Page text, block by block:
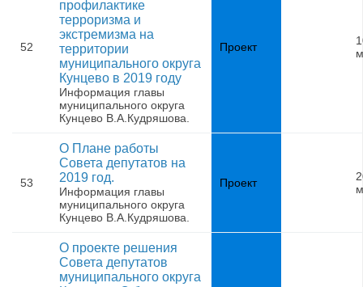
52
профилактике
терроризма и
экстремизма на
территории
муниципального округа
Кунцево в 2019 году
Информация главы
муниципального округа
Кунцево В.А.Кудряшова.
Проект
53
О Плане работы
Совета депутатов на
2019 год.
Информация главы
муниципального округа
Кунцево В.А.Кудряшова.
Проект
О проекте решения
Совета депутатов
муниципального округа